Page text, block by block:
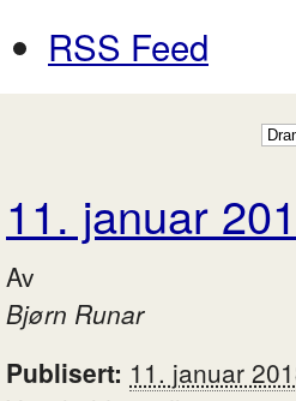
RSS Feed
11. januar
Av
Bjørn Runar
Publisert: 11. januar